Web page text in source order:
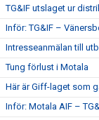
TG&IF utslaget ur
Inför: TG&IF –
Intresseanmälan till
Tung förlust i Motala
Här är Giff-laget som
Inför: Motala AIF –